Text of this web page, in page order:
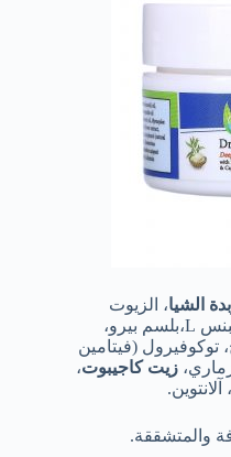
الشيا، الزيوت
النباتية (الجلسريدات)، جولثيريا بروكمبنس L،بلسم بيرو،
توكوفيرول (فيتامين
زيت كاجيبوت،
والمتشققة.